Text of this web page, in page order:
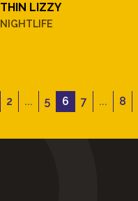
THIN LIZZY
NIGHTLIFE
2 ... 5 6 7 ... 8